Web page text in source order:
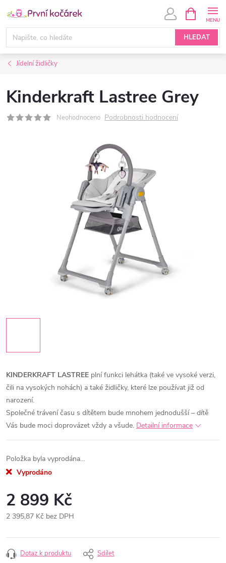
na
obsah
HLEDAT
NÁKUPNÍ
KOŠÍK
Jídelní židličky
Kinderkraft Lastree Grey
Neohodnoceno Podrobnosti hodnocení
KINDERKRAFT LASTREE plní funkci lehátka (také ve vysoké verzi,
čili na vysokých nohách) a také židličky, které lze používat již od
narození.
Společné trávení času s dítětem bude mnohem jednodušší – dítě
Vás bude moci doprovázet vždy a všude. Detailní informace
Položka byla vyprodána…
Vyprodáno
2 899 Kč
2 395,87 Kč bez DPH
cena:
Dotaz k produktu Sdílet